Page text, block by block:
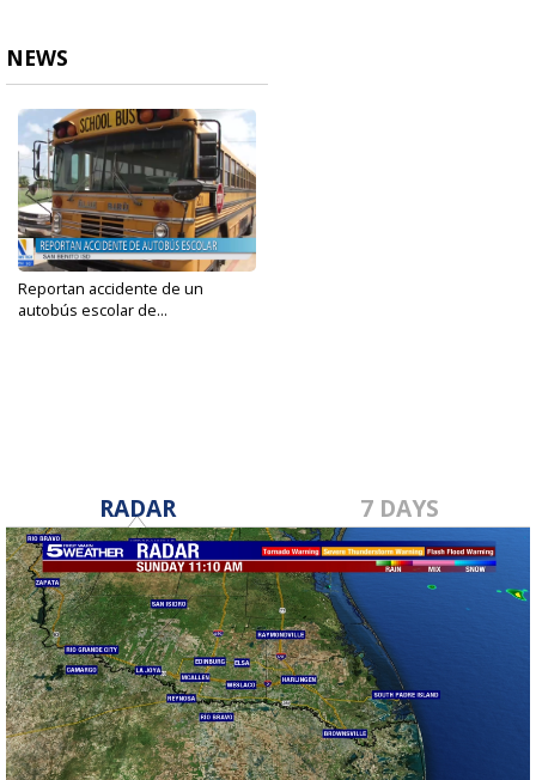
NEWS
Reportan accidente de un
autobús escolar de...
RADAR 7 DAYS